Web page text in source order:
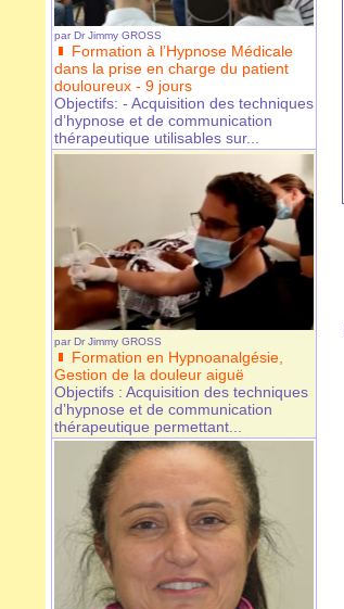
par Dr Jimmy GROSS
Formation à l’Hypnose Médicale
dans la prise en charge du patient
douloureux - 9 jours
Objectifs: - Acquisition des techniques
d’hypnose et de communication
thérapeutique utilisables sur...
par Dr Jimmy GROSS
Formation en Hypnoanalgésie,
Gestion de la douleur aiguë
Objectifs : Acquisition des techniques
d’hypnose et de communication
thérapeutique permettant...